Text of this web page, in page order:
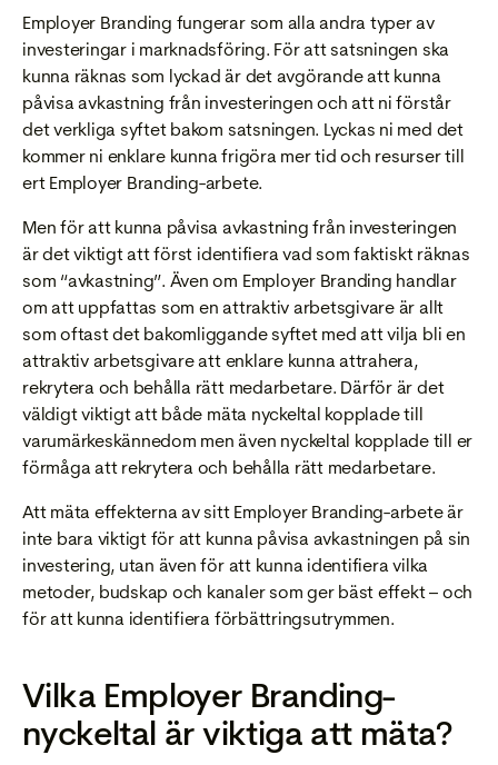
Employer Branding fungerar som alla andra typer av
investeringar i marknadsföring. För att satsningen ska
kunna räknas som lyckad är det avgörande att kunna
påvisa avkastning från investeringen och att ni förstår
det verkliga syftet bakom satsningen. Lyckas ni med det
kommer ni enklare kunna frigöra mer tid och resurser till
ert Employer Branding-arbete.
Men för att kunna påvisa avkastning från investeringen
är det viktigt att först identifiera vad som faktiskt räknas
som “avkastning”. Även om Employer Branding handlar
om att uppfattas som en attraktiv arbetsgivare är allt
som oftast det bakomliggande syftet med att vilja bli en
attraktiv arbetsgivare att enklare kunna attrahera,
rekrytera och behålla rätt medarbetare. Därför är det
väldigt viktigt att både mäta nyckeltal kopplade till
varumärkeskännedom men även nyckeltal kopplade till er
förmåga att rekrytera och behålla rätt medarbetare.
Att mäta effekterna av sitt Employer Branding-arbete är
inte bara viktigt för att kunna påvisa avkastningen på sin
investering, utan även för att kunna identifiera vilka
metoder, budskap och kanaler som ger bäst effekt – och
för att kunna identifiera förbättringsutrymmen.
Vilka Employer Branding-
nyckeltal är viktiga att mäta?